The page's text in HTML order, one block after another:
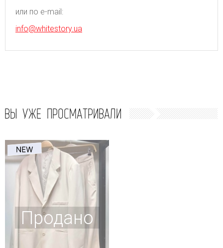
или по e-mail:
info@whitestory.ua
ВЫ УЖЕ ПРОСМАТРИВАЛИ
Продано